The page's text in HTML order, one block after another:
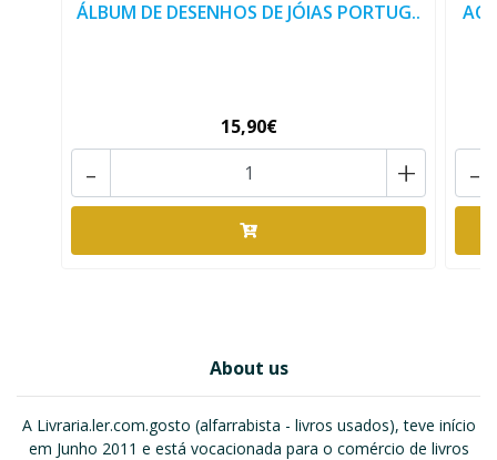
ÁLBUM DE DESENHOS DE JÓIAS PORTUG..
15,90€
+
- -
About us
A Livraria.ler.com.gosto (alfarrabista - livros usados), teve início
em Junho 2011 e está vocacionada para o comércio de livros